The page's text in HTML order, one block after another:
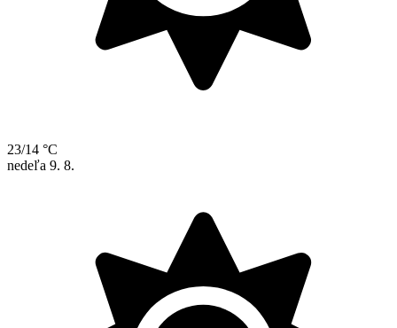
23/14 °C
nedeľa 9. 8.